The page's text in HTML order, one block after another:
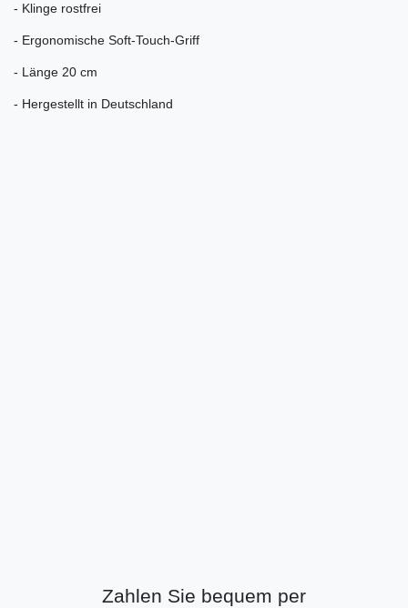
- Klinge rostfrei
- Ergonomische Soft-Touch-Griff
- Länge 20 cm
- Hergestellt in Deutschland
Zahlen Sie bequem per